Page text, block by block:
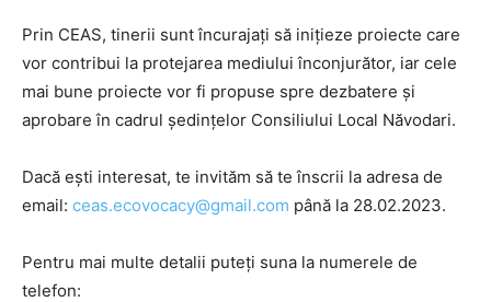
Prin CEAS, tinerii sunt încurajați să inițieze proiecte care
vor contribui la protejarea mediului înconjurător, iar cele
mai bune proiecte vor fi propuse spre dezbatere și
aprobare în cadrul ședințelor Consiliului Local Năvodari.
Dacă ești interesat, te invităm să te înscrii la adresa de
email: ceas.ecovocacy@gmail.com până la 28.02.2023.
Pentru mai multe detalii puteți suna la numerele de
telefon: